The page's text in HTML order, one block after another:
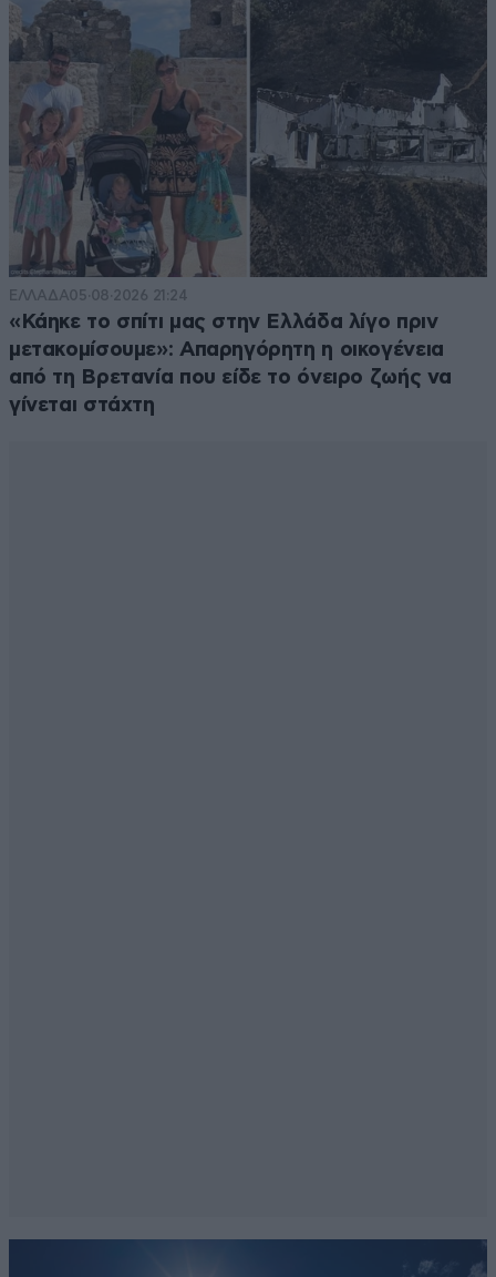
ΕΛΛΑΔΑ05·08·2026 21:24
«Κάηκε το σπίτι μας στην Ελλάδα λίγο πριν
μετακομίσουμε»: Απαρηγόρητη η οικογένεια
από τη Βρετανία που είδε το όνειρο ζωής να
γίνεται στάχτη